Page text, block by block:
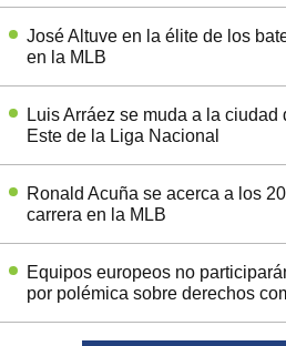
José Altuve en la élite de los
en la MLB
Luis Arráez se muda a la ciudad
Este de la Liga Nacional
Ronald Acuña se acerca a los
carrera en la MLB
Equipos europeos no
por polémica sobre derechos